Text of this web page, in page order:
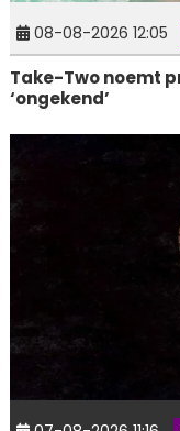
08-08-2026 12:05
Take-Two noemt
‘ongekend’